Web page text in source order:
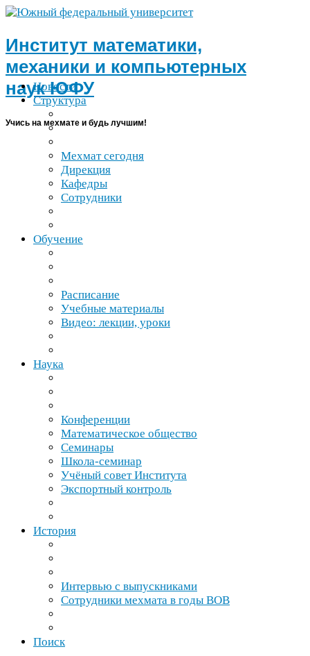
Институт математики,
механики и компьютерных
наукЮФУ
Учись на мехмате и будь лучшим!
Новости
Структура
Мехмат сегодня
Дирекция
Кафедры
Сотрудники
Обучение
Расписание
Учебные материалы
Видео: лекции, уроки
Наука
Конференции
Математическое общество
Семинары
Школа-​семинар
Учёный совет Института
Экспортный контроль
История
Интервью с выпускниками
Сотрудники мехмата в годы ВОВ
Поиск